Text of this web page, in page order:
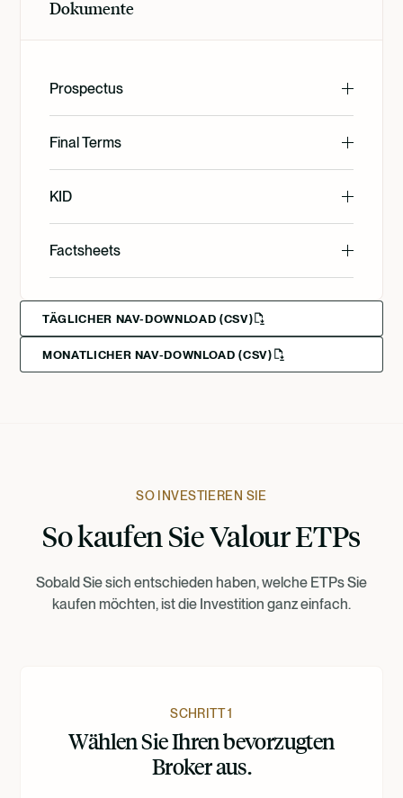
Dokumente
Prospectus
English
Final Terms
English
Svenska
KID
English
Svenska
Deutsch
Norsk
Factsheets
English
Svenska
TÄGLICHER NAV-DOWNLOAD (CSV)
MONATLICHER NAV-DOWNLOAD (CSV)
SO INVESTIEREN SIE
So kaufen Sie Valour ETPs
Sobald Sie sich entschieden haben, welche ETPs Sie
kaufen möchten, ist die Investition ganz einfach.
SCHRITT 1
Wählen Sie Ihren bevorzugten
Broker aus.